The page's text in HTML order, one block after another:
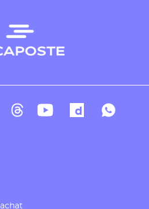
Docaposte
Docaposte
Facebook de Docaposte
Compte Threads de
Compte Youtube de
CompteCompte